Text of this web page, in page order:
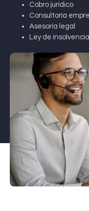
Cobro jurídico
Consultoría
Asesoría legal
Ley de insolvencia